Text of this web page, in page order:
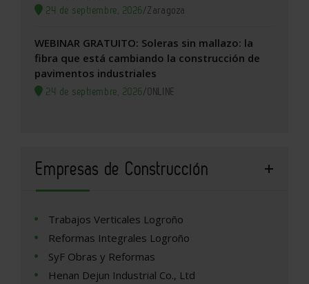
24 de septiembre, 2026/Zaragoza
WEBINAR GRATUITO: Soleras sin mallazo: la
fibra que está cambiando la construcción de
pavimentos industriales
24 de septiembre, 2026/ONLINE
Empresas de Construcción
Trabajos Verticales Logroño
Reformas Integrales Logroño
SyF Obras y Reformas
Henan Dejun Industrial Co., Ltd